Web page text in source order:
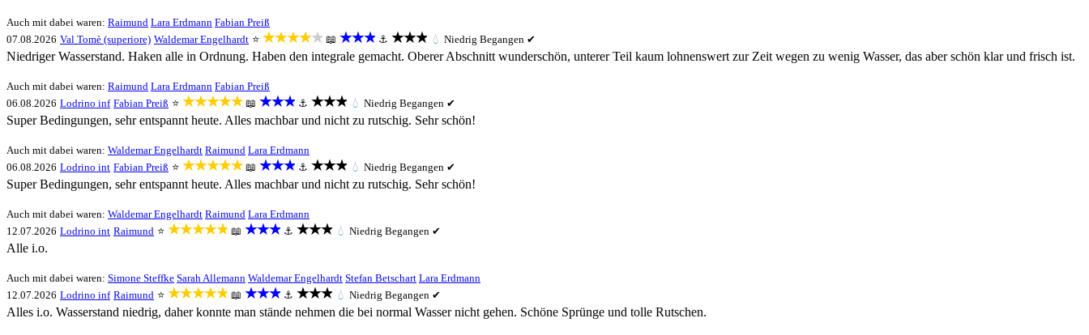
Auch mit dabei waren: Raimund Lara Erdmann Fabian Preiß
07.08.2026 Val Tomè (superiore) Waldemar Engelhardt ⭐ ★★★★★ 📖 ★★★ ⚓ ★★★ 💧 Niedrig Begangen ✔
Niedriger Wasserstand. Haken alle in Ordnung. Haben den integrale gemacht. Oberer Abschnitt wunderschön, unterer Teil kaum lohnenswert zur Zeit wegen zu wenig Wasser, das aber schön klar und frisch ist.
Auch mit dabei waren: Raimund Lara Erdmann Fabian Preiß
06.08.2026 Lodrino inf Fabian Preiß ⭐ ★★★★★ 📖 ★★★ ⚓ ★★★ 💧 Niedrig Begangen ✔
Super Bedingungen, sehr entspannt heute. Alles machbar und nicht zu rutschig. Sehr schön!
Auch mit dabei waren: Waldemar Engelhardt Raimund Lara Erdmann
06.08.2026 Lodrino int Fabian Preiß ⭐ ★★★★★ 📖 ★★★ ⚓ ★★★ 💧 Niedrig Begangen ✔
Super Bedingungen, sehr entspannt heute. Alles machbar und nicht zu rutschig. Sehr schön!
Auch mit dabei waren: Waldemar Engelhardt Raimund Lara Erdmann
12.07.2026 Lodrino int Raimund ⭐ ★★★★★ 📖 ★★★ ⚓ ★★★ 💧 Niedrig Begangen ✔
Alle i.o.
Auch mit dabei waren: Simone Steffke Sarah Allemann Waldemar Engelhardt Stefan Betschart Lara Erdmann
12.07.2026 Lodrino inf Raimund ⭐ ★★★★★ 📖 ★★★ ⚓ ★★★ 💧 Niedrig Begangen ✔
Alles i.o. Wasserstand niedrig, daher konnte man stände nehmen die bei normal Wasser nicht gehen. Schöne Sprünge und tolle Rutschen.